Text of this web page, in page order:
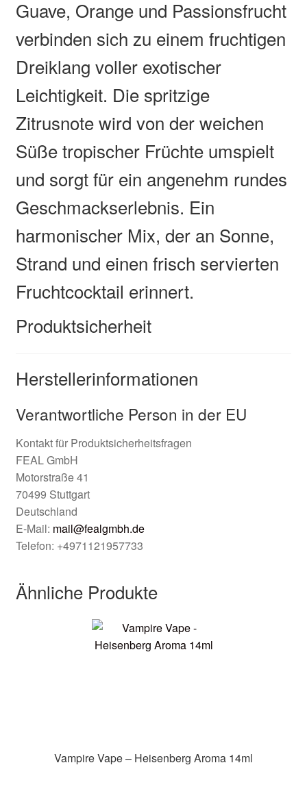
Guave, Orange und Passionsfrucht
verbinden sich zu einem fruchtigen
Dreiklang voller exotischer
Leichtigkeit. Die spritzige
Zitrusnote wird von der weichen
Süße tropischer Früchte umspielt
und sorgt für ein angenehm rundes
Geschmackserlebnis. Ein
harmonischer Mix, der an Sonne,
Strand und einen frisch servierten
Fruchtcocktail erinnert.
Produktsicherheit
Herstellerinformationen
Verantwortliche Person in der EU
Kontakt für Produktsicherheitsfragen
FEAL GmbH
Motorstraße 41
70499 Stuttgart
Deutschland
E-Mail: mail@fealgmbh.de
Telefon: +4971121957733
Ähnliche Produkte
Vampire Vape – Heisenberg Aroma 14ml